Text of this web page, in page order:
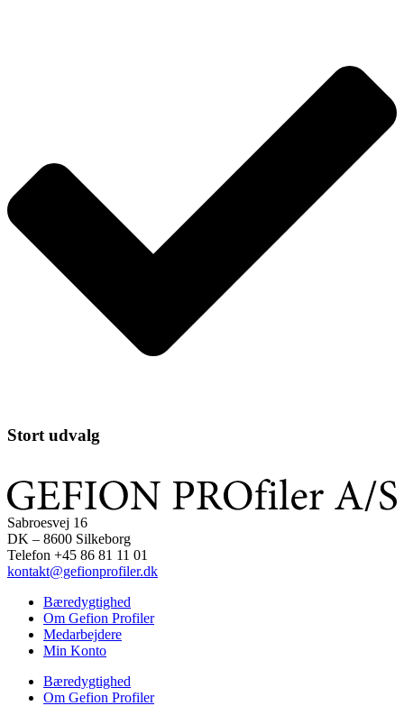
Stort udvalg
Sabroesvej 16
DK – 8600 Silkeborg
Telefon +45 86 81 11 01
kontakt@gefionprofiler.dk
Bæredygtighed
Om Gefion Profiler
Medarbejdere
Min Konto
Bæredygtighed
Om Gefion Profiler